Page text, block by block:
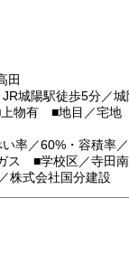
田
城陽駅徒歩5分／
物有 ■地目／宅地
率／60%・容積率
ス ■学校区／寺田
株式会社国分建設